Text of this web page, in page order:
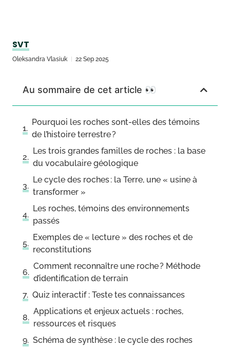
SVT
Oleksandra Vlasiuk 22 Sep 2025
Au sommaire de cet article 👀
Pourquoi les roches sont-elles des témoins
de l’histoire terrestre ?
Les trois grandes familles de roches : la base
du vocabulaire géologique
Le cycle des roches : la Terre, une « usine à
transformer »
Les roches, témoins des environnements
passés
Exemples de « lecture » des roches et de
reconstitutions
Comment reconnaître une roche ? Méthode
d’identification de terrain
Quiz interactif : Teste tes connaissances
Applications et enjeux actuels : roches,
ressources et risques
Schéma de synthèse : le cycle des roches